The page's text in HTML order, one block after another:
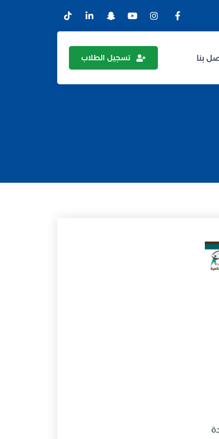
بنا تسجيل الطلاب